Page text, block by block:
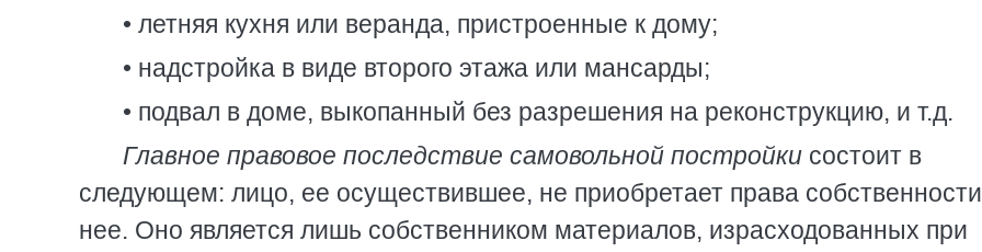
• летняя кухня или веранда, пристроенные к дому;
• надстройка в виде второго этажа или мансарды;
• подвал в доме, выкопанный без разрешения на реконструкцию, и т.д.
Главное правовое последствие самовольной постройки состоит в
следующем: лицо, ее осуществившее, не приобретает права
нее. Оно является лишь собственником материалов, израсходованных при